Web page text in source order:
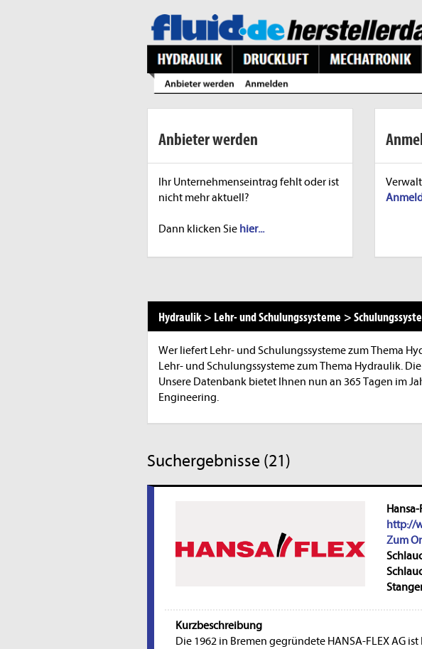
Anbieter werden
Ihr Unternehmenseintrag fehlt oder ist
nicht mehr aktuell?
Dann klicken Sie hier...
Hydraulik > Lehr- und Schulungssysteme >
Wer liefert Lehr- und Schulungssysteme zum Thema
Lehr- und Schulungssysteme zum Thema Hydraulik.
Unsere Datenbank bietet Ihnen nun an 365 Tagen im
Engineering.
Suchergebnisse (21)
Hansa-
http://
Zum
Kurzbeschreibung
Die 1962 in Bremen gegründete HANSA-FLEX AG